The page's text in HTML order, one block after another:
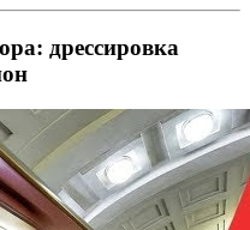
дрессировка